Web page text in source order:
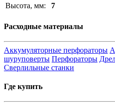
Высота, мм:
7
Расходные материалы
Аккумуляторные перфораторы
шуруповерты Перфораторы
Сверлильные станки
Где купить